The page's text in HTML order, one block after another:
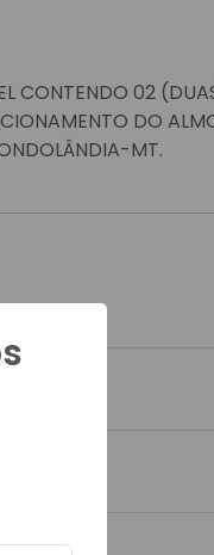
CONTENDO 02
DO
MT.